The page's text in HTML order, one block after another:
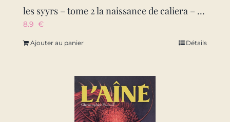
les syyrs – tome 2 la naissance de caliera – vol02
8.9 €
Ajouter au panier Détails